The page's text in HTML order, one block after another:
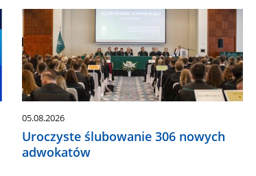
05.08.2026
Uroczyste ślubowanie 306 nowych
adwokatów